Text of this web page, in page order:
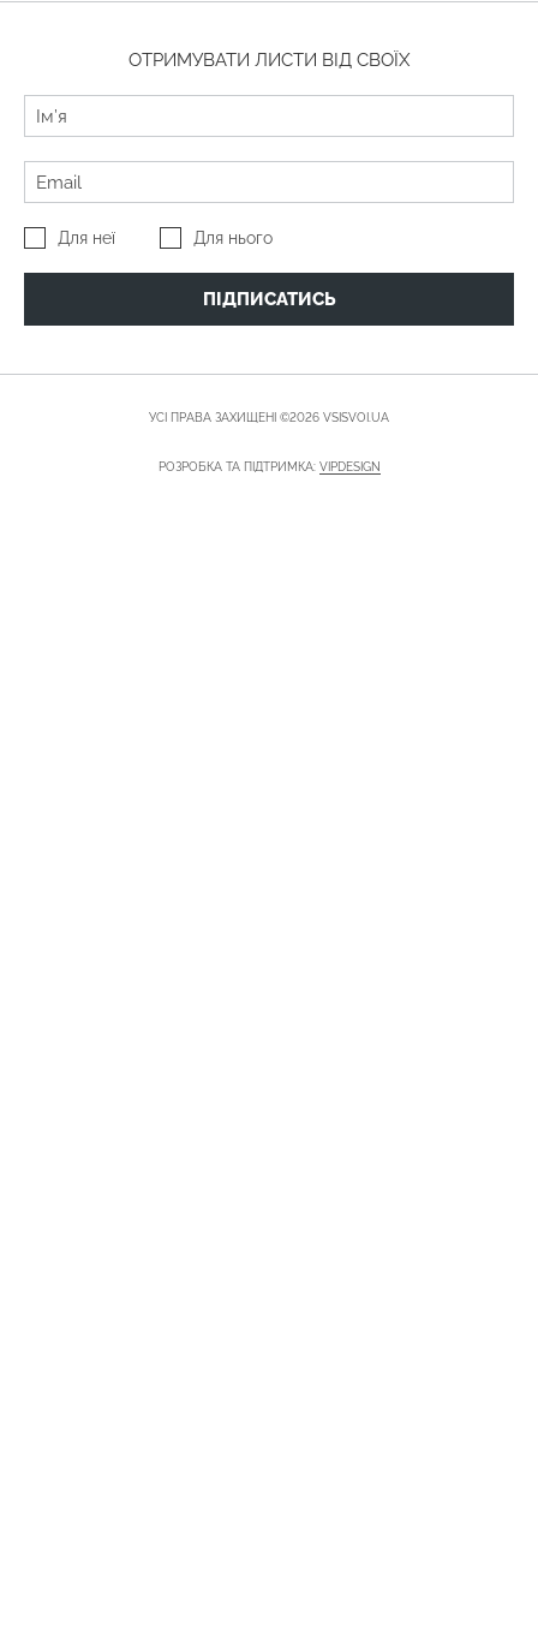
ОТРИМУВАТИ ЛИСТИ ВІД СВОЇХ
Для неї Для нього
ПІДПИСАТИСЬ
УСІ ПРАВА ЗАХИЩЕНІ ©2026 VSISVOI.UA
РОЗРОБКА ТА ПІДТРИМКА: VIPDESIGN